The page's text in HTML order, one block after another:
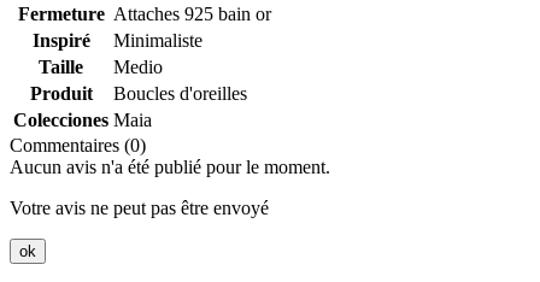
Fermeture Attaches 925 bain or
Inspiré
Minimaliste
Taille
Medio
Produit
Boucles d'oreilles
Colecciones Maia
Commentaires (0)
Aucun avis n'a été publié pour le moment.
Votre avis ne peut pas être envoyé
ok